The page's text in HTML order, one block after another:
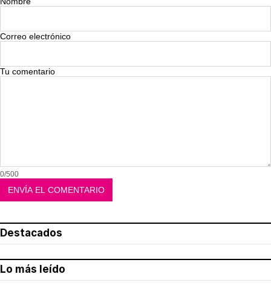
Correo electrónico
Tu comentario
0/500
Destacados
Lo más leído